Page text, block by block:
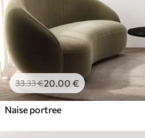
33.33€20.00 €
Naise portree